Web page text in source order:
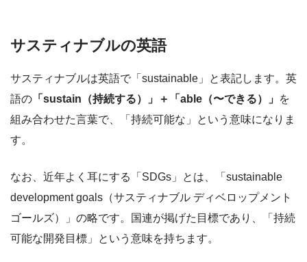
サスティナブルの英語
サスティナブルは英語で「sustainable」と表記します。英
語の 「sustain（持続する）」＋「able（〜できる）」 を
組み合わせた言葉で、「持続可能な」という意味になりま
す。
なお、近年よく耳にする「SDGs」とは、「sustainable
development goals（サスティナブル ディベロップメント
ゴールズ）」の略です。国連が掲げた目標であり、「持続
可能な開発目標」という意味を持ちます。